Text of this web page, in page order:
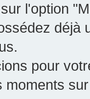
l'option
déjà
pour
moments